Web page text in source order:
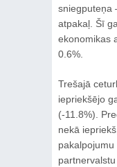
sniegputeņa
atpakaļ. Šī
ekonomikas
0.6%.
Trešajā
iepriekšējo
(-11.8%).
nekā